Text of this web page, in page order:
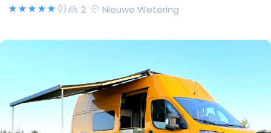
(1) 2 Nieuwe Wetering